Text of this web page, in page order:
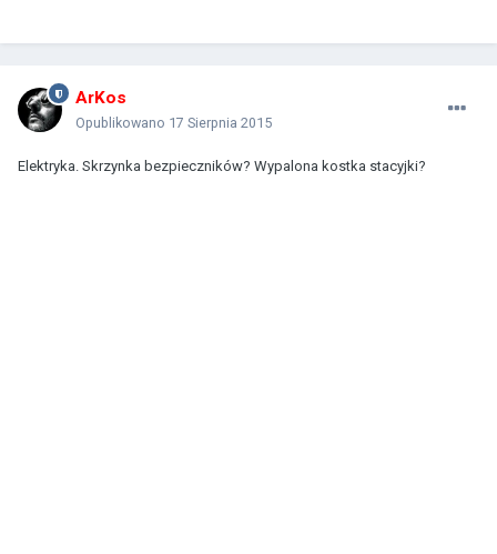
ArKos
Opublikowano 17 Sierpnia 2015
Elektryka. Skrzynka bezpieczników? Wypalona kostka stacyjki?